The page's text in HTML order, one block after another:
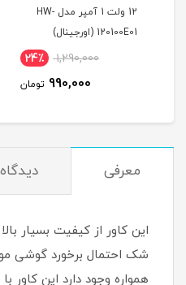
12 ولت 1 آمپر مدل HW-
120100E01 (اورجینال)
1,290,000 24٪
990,000 تومان
معرفی
این کاور از کیفیت بسیار
شک احتمال برخورد گوشی
همواره وجود دارد این